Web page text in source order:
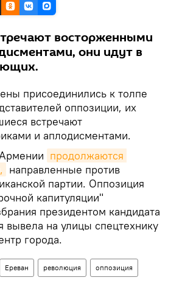
восторженными
они идут в
присоединились к толпе
оппозиции, их
встречают
и аплодисментами.
продолжаются
направленные против
партии. Оппозиция
капитуляции"
президентом кандидата
вывела на улицы спецтехнику
города.
Ереван революция оппозиция